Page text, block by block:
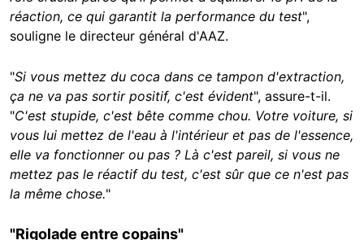
réaction, ce qui garantit la performance du test",
souligne le directeur général d'AAZ.
"Si vous mettez du coca dans ce tampon d'extraction,
ça ne va pas sortir positif, c'est évident", assure-t-il.
"C'est stupide, c'est bête comme chou. Votre voiture, si
vous lui mettez de l'eau à l'intérieur et pas de l'essence,
elle va fonctionner ou pas ? Là c'est pareil, si vous ne
mettez pas le réactif du test, c'est sûr que ce n'est pas
la même chose."
"Rigolade entre copains"